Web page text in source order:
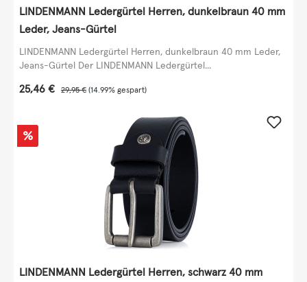
LINDENMANN Ledergürtel Herren, dunkelbraun 40 mm
Leder, Jeans-Gürtel
LINDENMANN Ledergürtel Herren, dunkelbraun 40 mm Leder,
Jeans-Gürtel Der LINDENMANN Ledergürtel...
Verkaufspreis:
25,46 € Regulärer Preis:
29,95 € (14.99% gespart)
Rabatt
%
LINDENMANN Ledergürtel Herren, schwarz 40 mm